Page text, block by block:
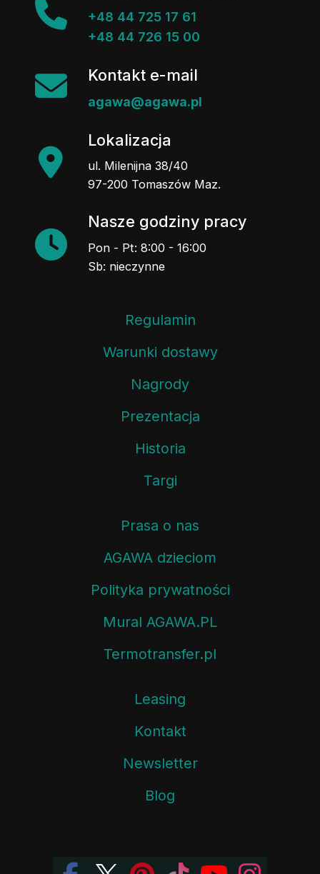
+48 44 725 17 61
+48 44 726 15 00
Kontakt e-mail
agawa@agawa.pl
Lokalizacja
ul. Milenijna 38/40
97-200 Tomaszów Maz.
Nasze godziny pracy
Pon - Pt: 8:00 - 16:00
Sb: nieczynne
Regulamin
Warunki dostawy
Nagrody
Prezentacja
Historia
Targi
Prasa o nas
AGAWA dzieciom
Polityka prywatności
Mural AGAWA.PL
Termotransfer.pl
Leasing
Kontakt
Newsletter
Blog